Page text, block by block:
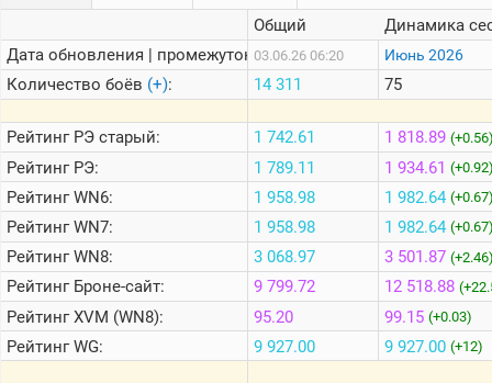
Информация
Онлайн
Цветовая
шкала
Теlegram
ВК
Портал
Мира
Танков
Дата обновления | промежуток:
Количество боёв (+):
РейтингРЭ старый:
РейтингРЭ:
РейтингWN6:
РейтингWN7:
РейтингWN8:
РейтингБроне-сайт:
РейтингXVM (WN8):
РейтингWG:
Общий
03.06.26 06:20
14 311
1 742.61
1 789.11
1 958.98
1 958.98
3 068.97
9 799.72
95.20
9 927.00
Динамика
Июнь 2026
75
1 818.89
1 934.61
1 982.64
1 982.64
3 501.87
12 518.88
99.15 (+0.03)
9 927.00 (+12)